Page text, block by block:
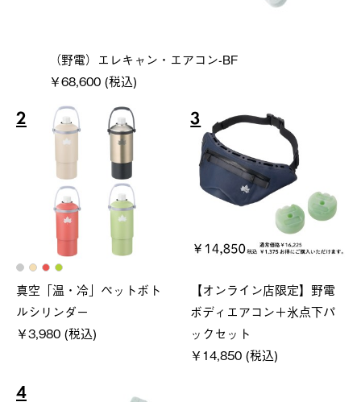
（野電）エレキャン・エアコン-BF
￥68,600 (税込)
2
真空「温・冷」ペットボト
ルシリンダー
￥3,980 (税込)
3
【オンライン店限定】野電
ボディエアコン＋氷点下パ
ックセット
￥14,850 (税込)
4